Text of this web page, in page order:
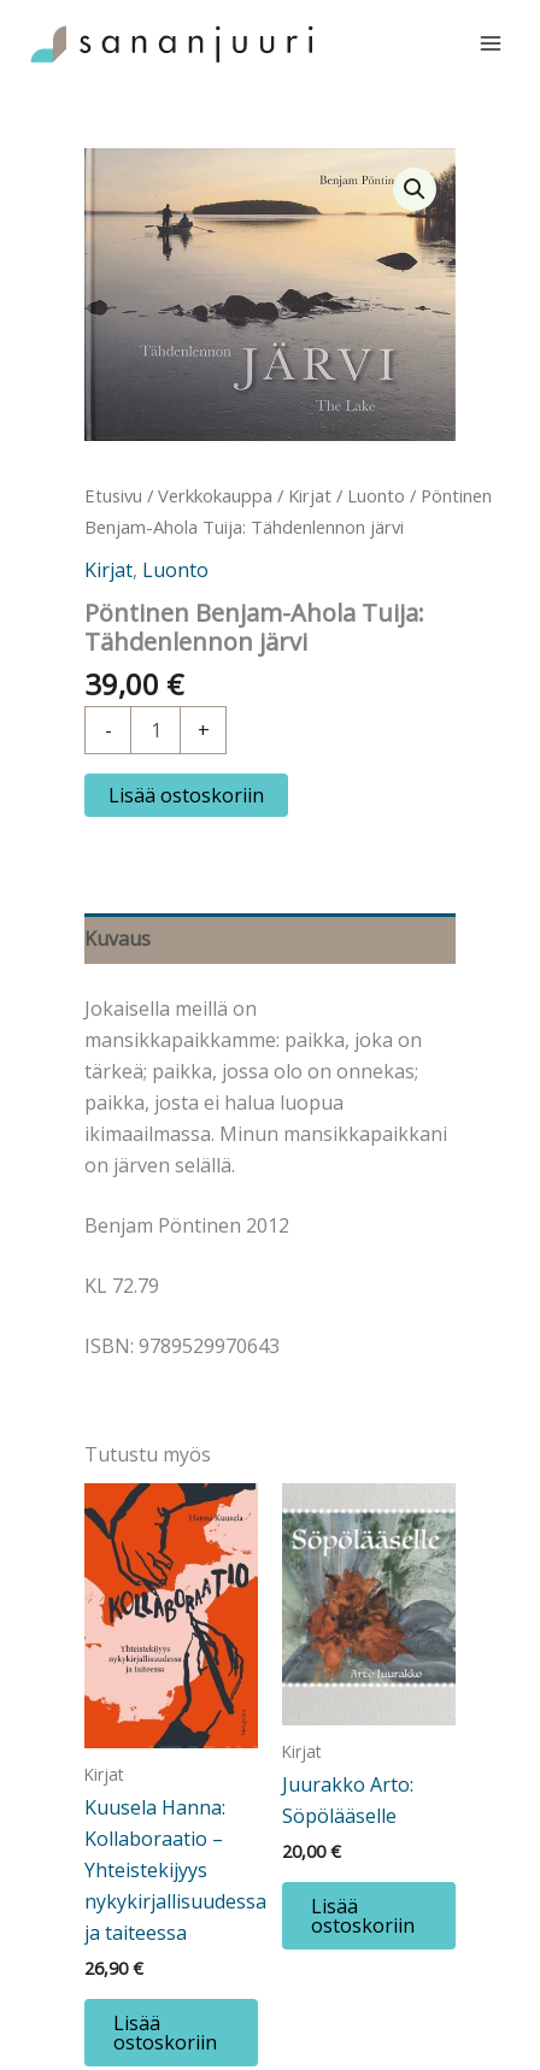
sisältöön
Etusivu / Verkkokauppa / Kirjat / Luonto / Pöntinen
Benjam-Ahola Tuija: Tähdenlennon järvi
Kirjat, Luonto
Pöntinen Benjam-Ahola Tuija:
Tähdenlennon järvi
39,00 €
-
Benjam-
Tuija:
Tähdenlennon
+
Lisää ostoskoriin
Kuvaus
Jokaisella meillä on
mansikkapaikkamme: paikka, joka on
tärkeä; paikka, jossa olo on onnekas;
paikka, josta ei halua luopua
ikimaailmassa. Minun mansikkapaikkani
on järven selällä.
Benjam Pöntinen 2012
KL 72.79
ISBN: 9789529970643
Tutustu myös
Kirjat
Kuusela Hanna:
Kollaboraatio –
Yhteistekijyys
nykykirjallisuudessa
ja taiteessa
26,90€
Lisää
ostoskoriin
Kirjat
Juurakko Arto:
Söpölääselle
20,00€
Lisää
ostoskoriin
Tuija:
Tähdenlennon
järvi